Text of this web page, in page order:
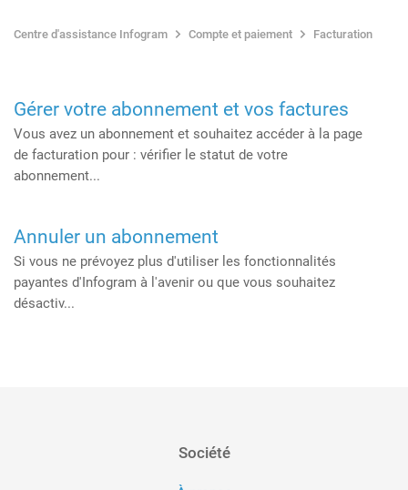
Centre d'assistance Infogram Compte et paiement Facturation
Gérer votre abonnement et vos factures
Vous avez un abonnement et souhaitez accéder à la page
de facturation pour : vérifier le statut de votre
abonnement...
Annuler un abonnement
Si vous ne prévoyez plus d'utiliser les fonctionnalités
payantes d'Infogram à l'avenir ou que vous souhaitez
désactiv...
Société